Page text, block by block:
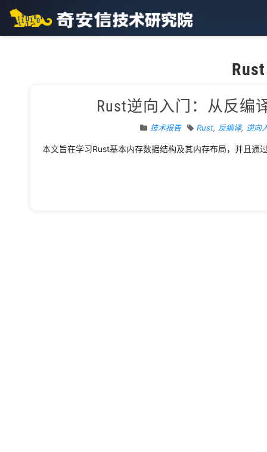
Rust
Rust逆向入门：从反编
技术报告 Rust, 反编译, 逆向
本文旨在学习Rust基本内存数据结构及其内存布局，并且通